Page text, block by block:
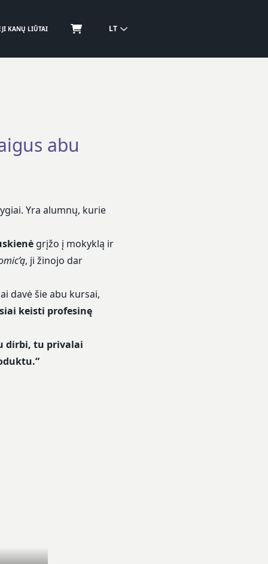
KANŲ LIŪTAI LT
abu
Yra alumnų, kurie
grįžo į mokyklą ir
, ji žinojo dar
davė šie abu kursai,
keisti profesinę
dirbi, tu privalai